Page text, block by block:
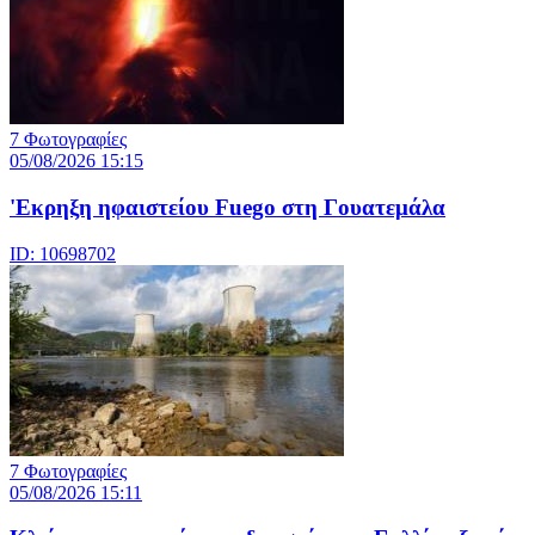
7 Φωτογραφίες
05/08/2026 15:15
'Εκρηξη ηφαιστείου Fuego στη Γουατεμάλα
ID: 10698702
7 Φωτογραφίες
05/08/2026 15:11